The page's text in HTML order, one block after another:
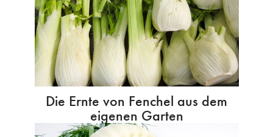
Die Ernte von Fenchel aus dem
eigenen Garten